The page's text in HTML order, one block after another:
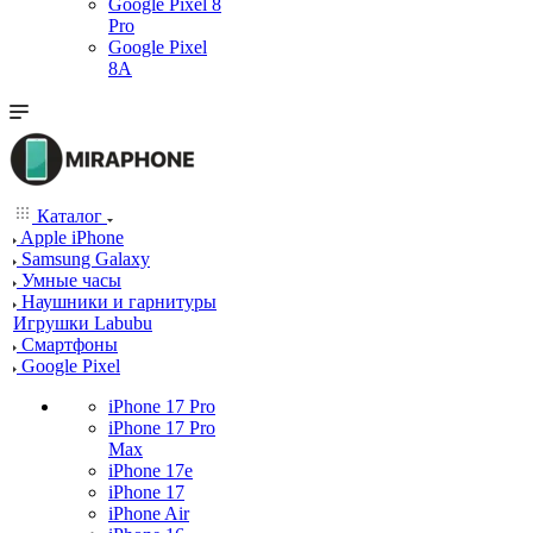
Google Pixel 8
Pro
Google Pixel
8A
Каталог
Apple iPhone
Samsung Galaxy
Умные часы
Наушники и гарнитуры
Игрушки Labubu
Смартфоны
Google Pixel
iPhone 17 Pro
iPhone 17 Pro
Max
iPhone 17e
iPhone 17
iPhone Air